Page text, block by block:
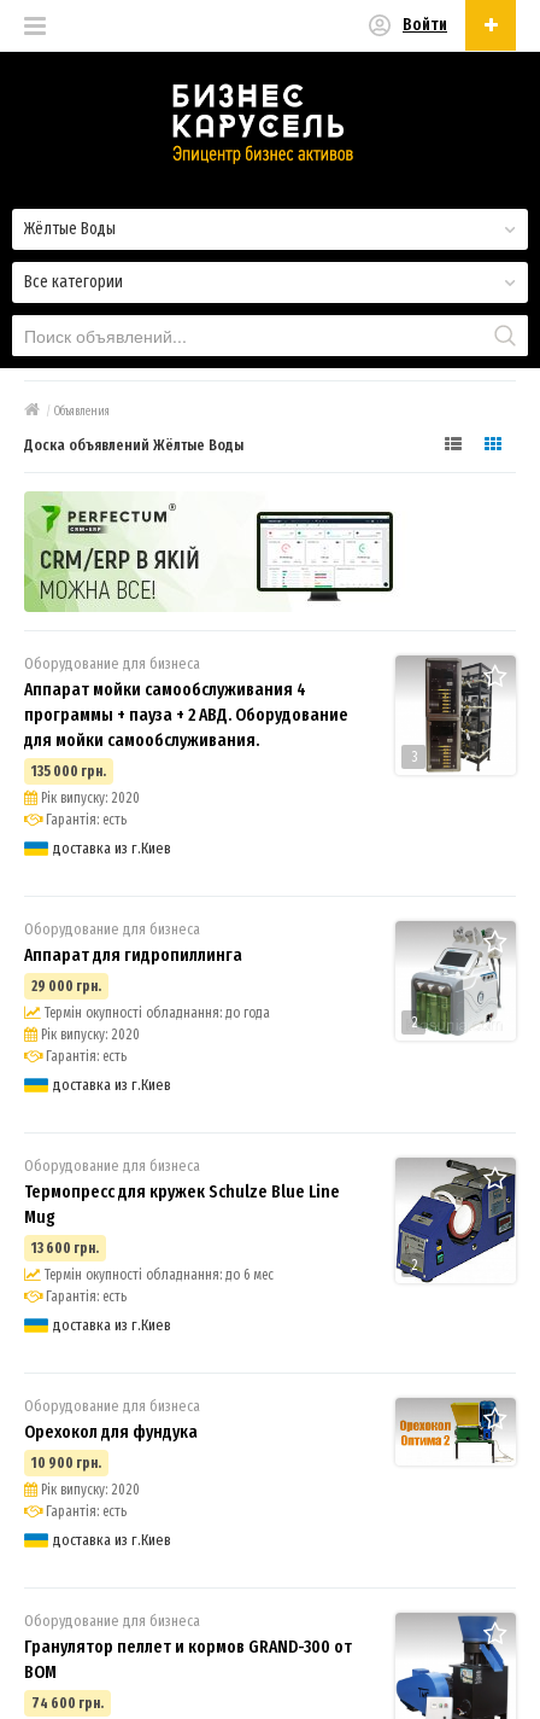
Войти
Все категории
Жёлтые Воды
/ Объявления
Доска объявлений Жёлтые Воды
3
Оборудование для бизнеса
Аппарат мойки самообслуживания 4
программы + пауза + 2 АВД. Оборудование
для мойки самообслуживания.
135 000 грн.
Рік випуску: 2020
Гарантія: есть
доставка из г.Киев
2
Оборудование для бизнеса
Аппарат для гидропиллинга
29 000 грн.
Термін окупності обладнання: до года
Рік випуску: 2020
Гарантія: есть
доставка из г.Киев
2
Оборудование для бизнеса
Термопресс для кружек Schulze Blue Line
Mug
13 600 грн.
Термін окупності обладнання: до 6 мес
Гарантія: есть
доставка из г.Киев
Оборудование для бизнеса
Орехокол для фундука
10 900 грн.
Рік випуску: 2020
Гарантія: есть
доставка из г.Киев
Оборудование для бизнеса
Гранулятор пеллет и кормов GRAND-300 от
ВОМ
74 600 грн.